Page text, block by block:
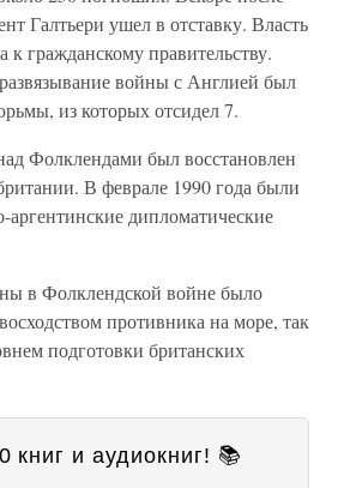
Галтьери ушел в отставку. Власть
гражданскому правительству.
войны с Англией был
из которых отсидел 7.
Фолклендами был восстановлен
В феврале 1990 года были
аргентинские дипломатические
в Фолклендской войне было
противника на море, так
подготовки британских
книг и аудиокниг! 📚